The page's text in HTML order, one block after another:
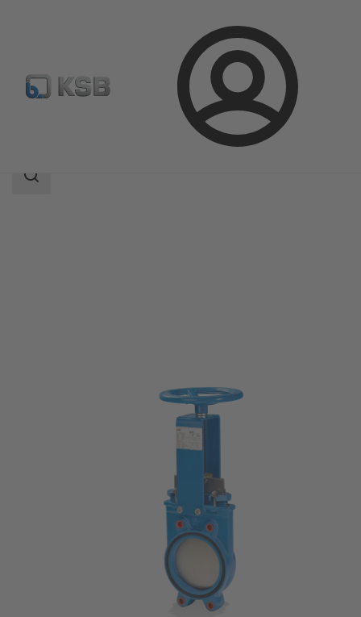
Login
Katalog produktów HERA-BD
Zakres